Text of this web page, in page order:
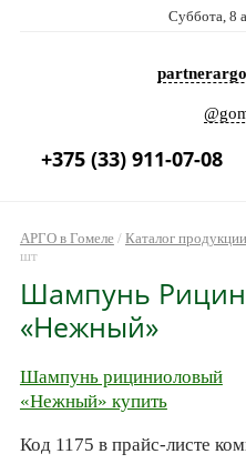
Суббота, 8
+375 (33) 911-07-08
АРГО в Гомеле/ Каталог продукции
шт
Шампунь
«Нежный»
Шампунь рициниоловый
«Нежный» купить
Код 1175 в прайс-листе